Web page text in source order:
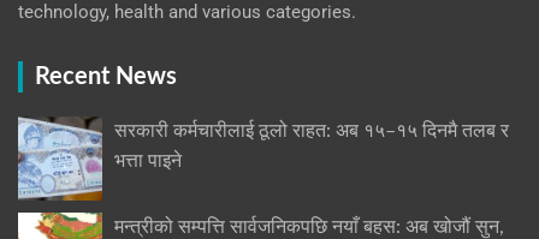
technology, health and various categories.
Recent News
सरकारी कर्मचारीलाई ठूलो राहत: अब १५–१५ दिनमै तलब र
भत्ता पाइने
मन्त्रीको सम्पत्ति सार्वजनिकपछि नयाँ बहस: अब खोजौं सुन,